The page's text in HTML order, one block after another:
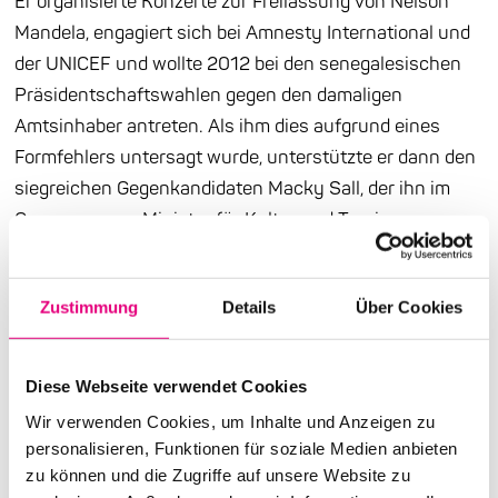
Zustimmung Details Über Cookies
Diese Webseite verwendet Cookies
Wir verwenden Cookies, um Inhalte und Anzeigen zu
personalisieren, Funktionen für soziale Medien anbieten
zu können und die Zugriffe auf unsere Website zu
Mandela, engagiert sich bei Amnesty International und
der UNICEF und wollte 2012 bei den senegalesischen
Präsidentschaftswahlen gegen den damaligen
Amtsinhaber antreten. Als ihm dies aufgrund eines
Formfehlers untersagt wurde, unterstützte er dann den
siegreichen Gegenkandidaten Macky Sall, der ihn im
Gegenzug zum Minister für Kultur und Tourismus
machte. Noch heute fungiert der Sänger als
„besonderer Berater“ des längst nicht unumstrittenen
Präsidenten, der sich von Visionär zum Autokraten
entwickelt hat, weshalb sich N’dour bei den
Oppositionsprotesten im Frühjahr 2021 plötzlich als
wiederfand. Vielleicht auch um sein etwas angekratztes
Image wieder aufzupolieren, gibt sich sein aktuelles, im